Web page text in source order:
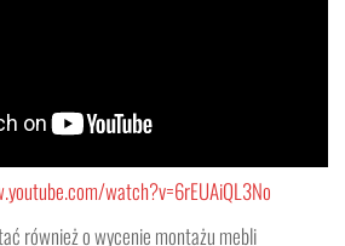
watch?v=6rEUAiQL3No
również o wycenie montażu mebli